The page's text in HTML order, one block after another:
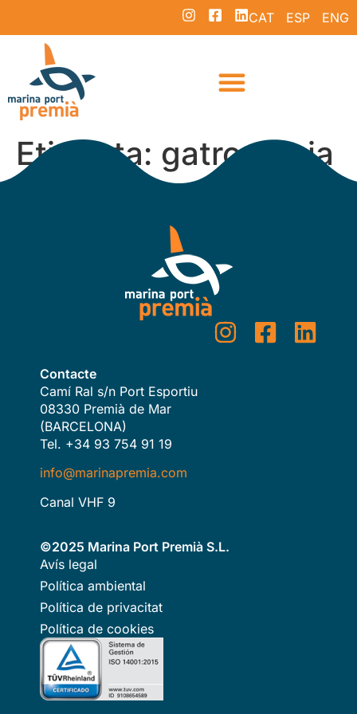
CAT ESP ENG
Etiqueta: gatronomia
Contacte
Camí Ral s/n Port Esportiu
08330 Premià de Mar
(BARCELONA)
Tel. +34 93 754 91 19
info@marinapremia.com
Canal VHF 9
©2025 Marina Port Premià S.L.
Avís legal
Política ambiental
Política de privacitat
Política de cookies